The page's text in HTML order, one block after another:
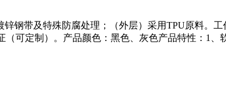
锌钢带及特殊防腐处理；（外层）采用TPU原料
可定制）。产品颜色：黑色、灰色产品特性：1、